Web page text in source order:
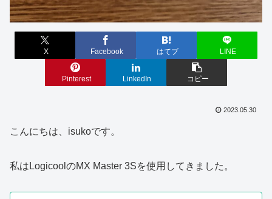
X Facebook はてブ LINE
Pinterest LinkedIn コピー
2023.05.30
こんにちは、isukoです。
私はLogicoolのMX Master 3Sを使用してきました。